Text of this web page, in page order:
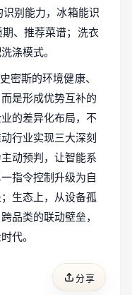
别能力，冰箱能识
、推荐菜谱；洗衣
涤模式。
密斯的环境健康、
是形成优势互补的
的差异化布局，不
行业实现三大深刻
动预判，让智能系
指令控制升级为自
生态上，从设备孤
品类的联动壁垒，
代。
分享